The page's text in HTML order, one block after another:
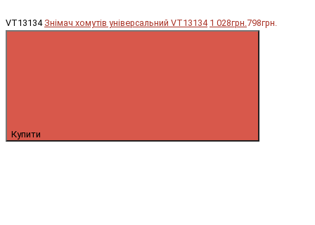
VT13134 Знімач хомутів універсальний VT13134 1 028грн.798грн.
Купити